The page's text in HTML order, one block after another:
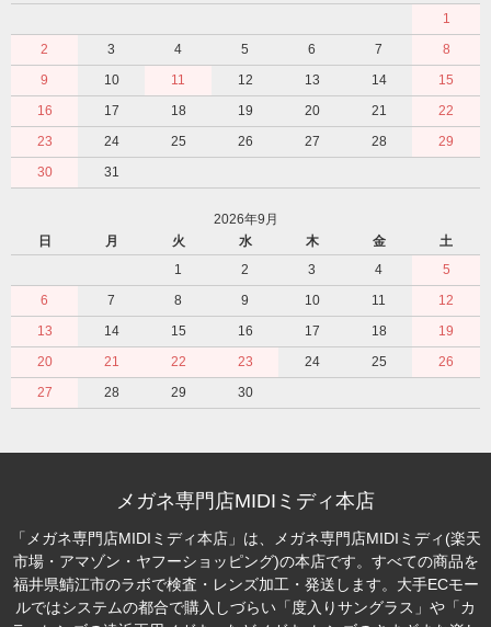
1
2
3 4 5 6 7
8
9
10 11 12 13 14
15
16
17 18 19 20 21
22
23
24 25 26 27 28
29
30
31
2026年9月
日
月 火 水 木 金
土
1
2 3 4
5
6
7 8 9 10 11
12
13
14 15 16 17 18
19
20
21 22 23 24 25
26
27
28 29 30
メガネ専門店MIDIミディ本店
「メガネ専門店MIDIミディ本店」は、メガネ専門店MIDIミディ(楽天
市場・アマゾン・ヤフーショッピング)の本店です。すべての商品を
福井県鯖江市のラボで検査・レンズ加工・発送します。大手ECモー
ルではシステムの都合で購入しづらい「度入りサングラス」や「カ